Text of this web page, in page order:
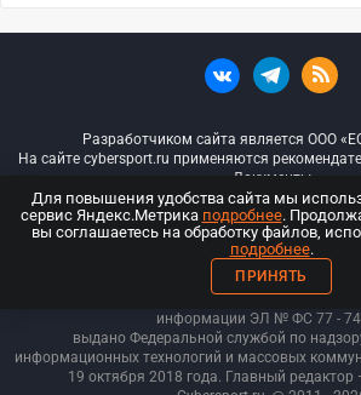
Разработчиком сайта является ООО
На сайте cybersport.ru применяются
Документы
© ООО «Киберспорт.ру» — Все
18+
ООО «Киберспорт.ру». Свидетельство о
информации ЭЛ № ФС 77 - 74
выдано Федеральной службой по
информационных технологий и массовых
19 октября 2018 года. Главный
Для повышения удобства сайта мы
сервис Яндекс.Метрика подробнее.
вы соглашаетесь на обработку файлов,
подробнее.
ПРИНЯТЬ